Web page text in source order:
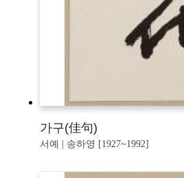
가구(佳句)
서예 | 송하영 [1927~1992]